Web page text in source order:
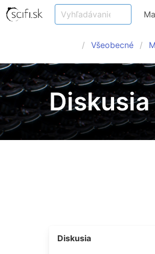
Všeobecné
Diskusia